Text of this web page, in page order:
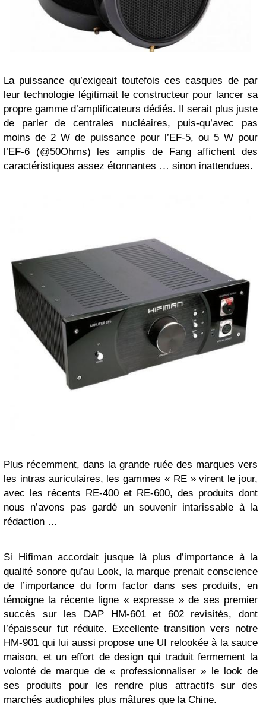
La puissance qu’exigeait toutefois ces casques de par
leur technologie légitimait le constructeur pour lancer sa
propre gamme d’amplificateurs dédiés. Il serait plus juste
de parler de centrales nucléaires, puis-qu’avec pas
moins de 2 W de puissance pour l’EF-5, ou 5 W pour
l’EF-6 (@50Ohms) les amplis de Fang affichent des
caractéristiques assez étonnantes … sinon inattendues.
Plus récemment, dans la grande ruée des marques vers
les intras auriculaires, les gammes « RE » virent le jour,
avec les récents RE-400 et RE-600, des produits dont
nous n’avons pas gardé un souvenir intarissable à la
rédaction …
Si Hifiman accordait jusque là plus d’importance à la
qualité sonore qu’au Look, la marque prenait conscience
de l’importance du form factor dans ses produits, en
témoigne la récente ligne « expresse » de ses premier
succès sur les DAP HM-601 et 602 revisités, dont
l’épaisseur fut réduite. Excellente transition vers notre
HM-901 qui lui aussi propose une UI relookée à la sauce
maison, et un effort de design qui traduit fermement la
volonté de marque de « professionnaliser » le look de
ses produits pour les rendre plus attractifs sur des
marchés audiophiles plus mâtures que la Chine.